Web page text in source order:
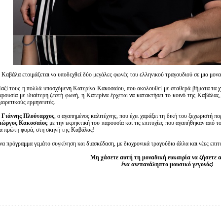
ετοιμάζεται να υποδεχθεί δύο μεγάλες φωνές του ελληνικού τραγουδιού σε μια
τους η πολλά υποσχόμενη Κατερίνα Κακοσαίου, που ακολουθεί με σταθερά βήματα τα
με ιδιαίτερη ζεστή φωνή, η Κατερίνα έρχεται να κατακτήσει το κοινό της
ερμηνευτές.
Γιάννης Πλούταρχος , ο αγαπημένος καλιτέχνης, που έχει χαράξει τη δική του ξεχωριστή
Κακοσαίος με την εκρηκτική του παρουσία και τις επιτυχίες που αγαπήθηκαν από
πρώτη φορά, στη σκηνή της Καβάλας!
πρόγραμμα γεμάτο συγκίνηση και διασκέδαση, με διαχρονικά τραγούδια άλλα και νέες
Μη χάσετε αυτή τη μοναδική ευκαιρία να ζήσετε
ένα ανεπανάληπτο μουσικό γεγονός!